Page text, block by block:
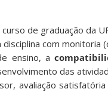
de graduação da
com monitoria
ensino, a
das
avaliação